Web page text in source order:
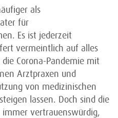
als
für
Es ist jederzeit
vermeintlich auf alles
Corona-Pandemie mit
Arztpraxen und
von medizinischen
lassen. Doch sind die
vertrauenswürdig,